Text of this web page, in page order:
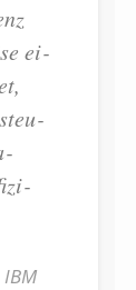
ei­